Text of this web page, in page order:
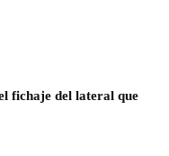
fichaje del lateral que